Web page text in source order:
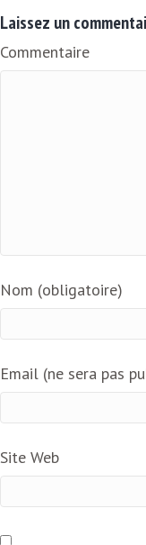
i
l
Laissez un
Commentaire
Nom (obligatoire)
Email (ne sera pas
Site Web